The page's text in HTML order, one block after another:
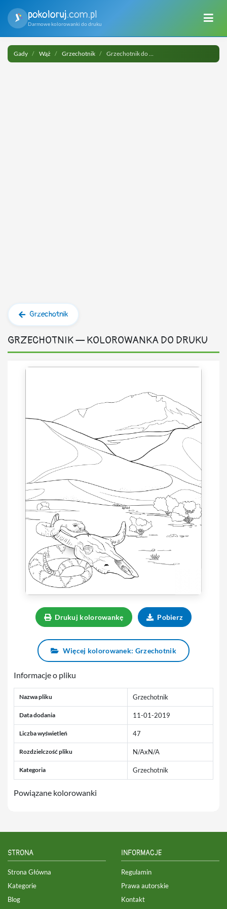
pokoloruj.com.pl
Darmowe kolorowanki do druku
Gady Wąż Grzechotnik Grzechotnik do druku
Grzechotnik
GRZECHOTNIK — KOLOROWANKA DO DRUKU
Drukuj kolorowankę Pobierz
Więcej kolorowanek: Grzechotnik
Informacje o pliku
Nazwa pliku Grzechotnik
Data dodania 11-01-2019
Liczba wyświetleń 47
Rozdzielczość pliku N/AxN/A
Kategoria Grzechotnik
Powiązane kolorowanki
STRONA
Strona Główna
Kategorie
Blog
INFORMACJE
Regulamin
Prawa autorskie
Kontakt